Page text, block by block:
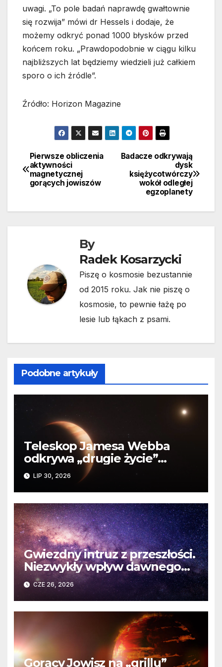
uwagi. „To pole badań naprawdę gwałtownie
się rozwija” mówi dr Hessels i dodaje, że
możemy odkryć ponad 1000 błysków przed
końcem roku. „Prawdopodobnie w ciągu kilku
najbliższych lat będziemy wiedzieli już całkiem
sporo o ich źródle”.
Źródło: Horizon Magazine
Nawigacja
wpisu
Badacze odkrywają
dysk
księżycotwórczy
wokół odległej
egzoplanety
Pierwsze obliczenia
aktywności
magnetycznej
gorących jowiszów
By
Radek Kosarzycki
Piszę o kosmosie bezustannie
od 2015 roku. Jak nie piszę o
kosmosie, to pewnie łażę po
lesie lub łąkach z psami.
Podobne artykuły
Teleskop Jamesa Webba
odkrywa „drugie życie”
planety krążącej wokół
martwej gwiazdy
LIP 30, 2026
Gwiezdny intruz z przeszłości.
Niezwykły wpływ dawnego
spotkania na komety Układu
Słonecznego
CZE 26, 2026
Gorący Jowisz na „grillu”